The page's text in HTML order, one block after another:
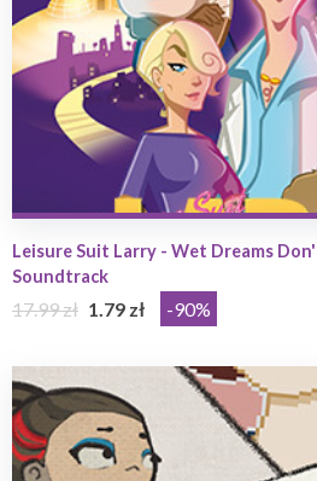
Leisure Suit Larry - Wet Dreams
Soundtrack
17.99 zł 1.79 zł -90%